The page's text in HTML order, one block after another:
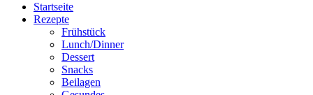
Startseite
Rezepte
Frühstück
Lunch/Dinner
Dessert
Snacks
Beilagen